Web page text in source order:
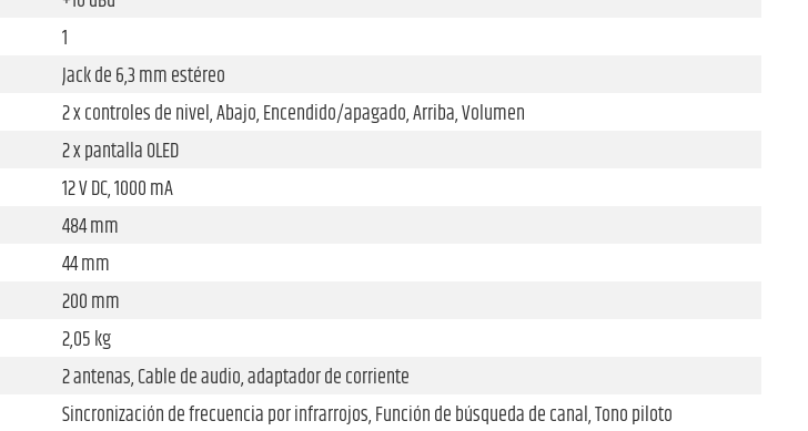
1
Jack de 6,3 mm estéreo
2 x controles de nivel, Abajo, Encendido/apagado, Arriba, Volumen
2 x pantalla OLED
12 V DC, 1000 mA
484 mm
44 mm
200 mm
2,05 kg
2 antenas, Cable de audio, adaptador de corriente
Sincronización de frecuencia por infrarrojos, Función de búsqueda de canal, Tono piloto